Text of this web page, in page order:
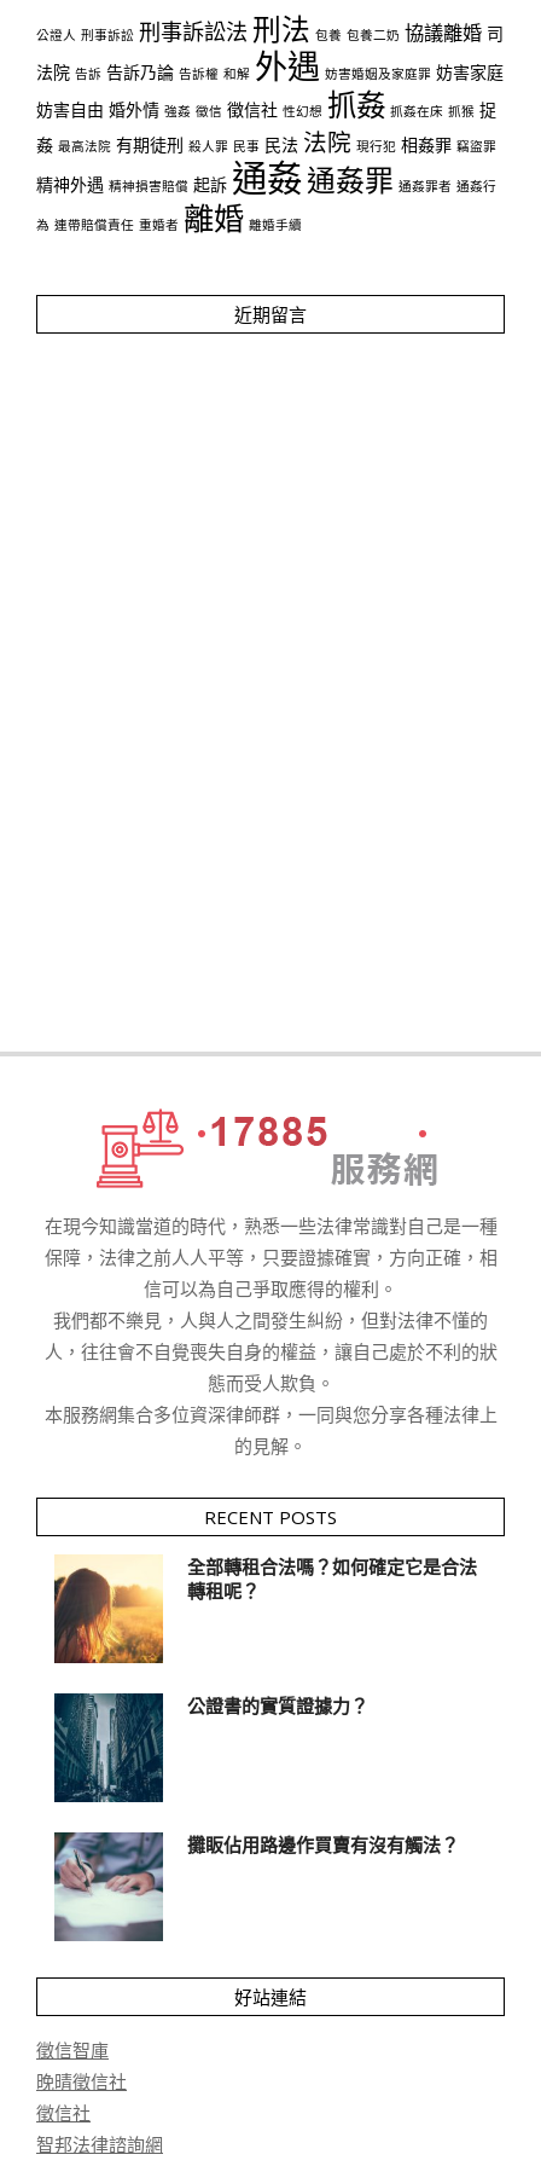
公證人 刑事訴訟 刑事訴訟法 刑法 包養 包養二奶 協議離婚 司
法院 告訴 告訴乃論 告訴權 和解 外遇 妨害婚姻及家庭罪 妨害家庭
妨害自由 婚外情 強姦 徵信 徵信社 性幻想 抓姦 抓姦在床 抓猴 捉
姦 最高法院 有期徒刑 殺人罪 民事 民法 法院 現行犯 相姦罪 竊盜罪
精神外遇 精神損害賠償 起訴 通姦通姦罪 通姦罪者 通姦行
為 連帶賠償責任 重婚者 離婚 離婚手續
近期留言
在現今知識當道的時代，熟悉一些法律常識對自己是一種
保障，法律之前人人平等，只要證據確實，方向正確，相
信可以為自己爭取應得的權利。
我們都不樂見，人與人之間發生糾紛，但對法律不懂的
人，往往會不自覺喪失自身的權益，讓自己處於不利的狀
態而受人欺負。
本服務網集合多位資深律師群，一同與您分享各種法律上
的見解。
RECENT POSTS
全部轉租合法嗎？如何確定它是合法
轉租呢？
公證書的實質證據力？
攤眅佔用路邊作買賣有沒有觸法？
好站連結
徵信智庫
晚晴徵信社
徵信社
智邦法律諮詢網